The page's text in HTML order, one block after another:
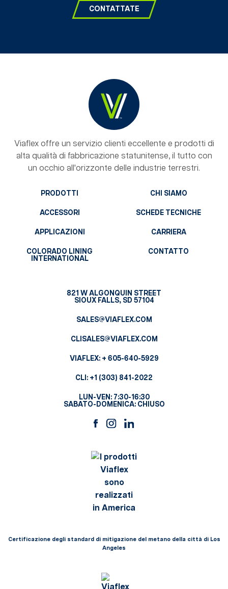
CONTATTATE
Viaflex offre un servizio clienti eccellente e prodotti di
alta qualità di fabbricazione statunitense, il tutto con
un occhio all'orizzonte delle industrie terrestri.
PRODOTTI
ACCESSORI
APPLICAZIONI
COLORADO LINING
INTERNATIONAL
CHI SIAMO
SCHEDE TECNICHE
CARRIERA
CONTATTO
821 W ALGONQUIN STREET
SIOUX FALLS, SD 57104
SALES@VIAFLEX.COM
CLISALES@VIAFLEX.COM
VIAFLEX: + 605-640-5929
CLI: +1 (303) 841-2022
LUN-VEN: 7:30-16:30
SABATO-DOMENICA: CHIUSO
Certificazione degli standard di mitigazione del metano della città di Los
Angeles